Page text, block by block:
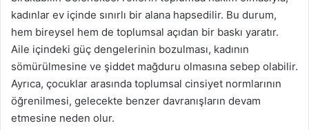
kadınlar ev içinde sınırlı bir alana hapsedilir. Bu durum,
hem bireysel hem de toplumsal açıdan bir baskı yaratır.
Aile içindeki güç dengelerinin bozulması, kadının
sömürülmesine ve şiddet mağduru olmasına sebep olabilir.
Ayrıca, çocuklar arasında toplumsal cinsiyet normlarının
öğrenilmesi, gelecekte benzer davranışların devam
etmesine neden olur.